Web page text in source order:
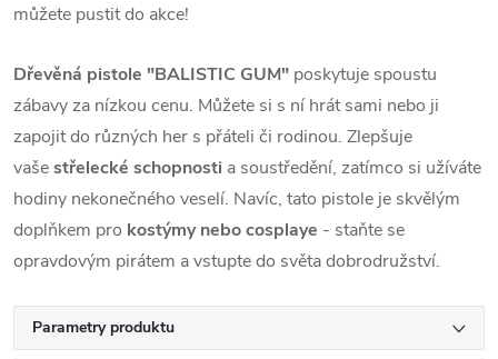
můžete pustit do akce!
Dřevěná pistole "BALISTIC GUM" poskytuje spoustu
zábavy za nízkou cenu. Můžete si s ní hrát sami nebo ji
zapojit do různých her s přáteli či rodinou. Zlepšuje
vašestřelecké schopnosti a soustředění, zatímco si užíváte
hodiny nekonečného veselí. Navíc, tato pistole je skvělým
doplňkem pro kostýmy nebo cosplaye - staňte se
opravdovým pirátem a vstupte do světa dobrodružství.
Parametry produktu